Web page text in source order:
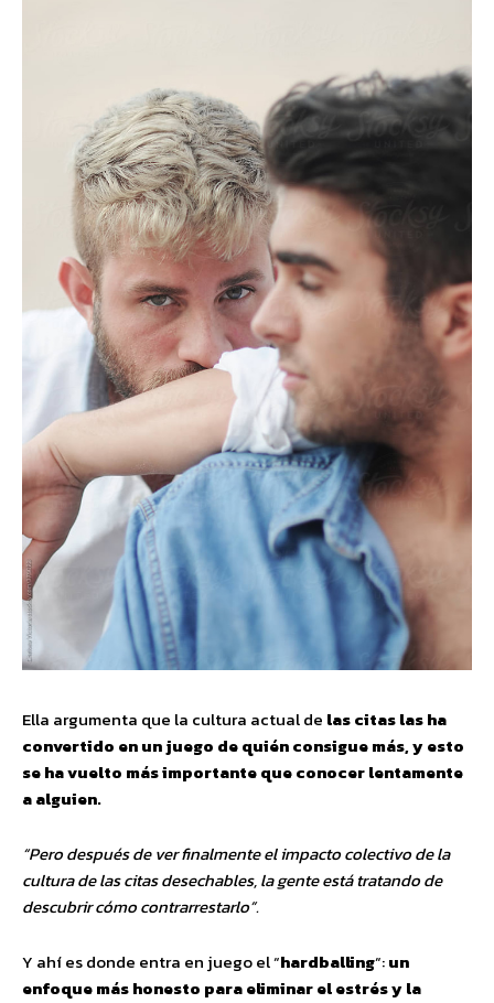
Ella argumenta que la cultura actual de las citas las ha
convertido en un juego de quién consigue más, y esto
se ha vuelto más importante que conocer lentamente
a alguien.
“Pero después de ver finalmente el impacto colectivo de la
cultura de las citas desechables, la gente está tratando de
descubrir cómo contrarrestarlo”.
Y ahí es donde entra en juego el “hardballing“:un
enfoque más honesto para eliminar el estrés y la